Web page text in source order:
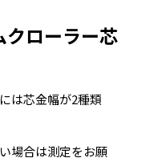
ローラー芯
は芯金幅が2種類
場合は測定をお願